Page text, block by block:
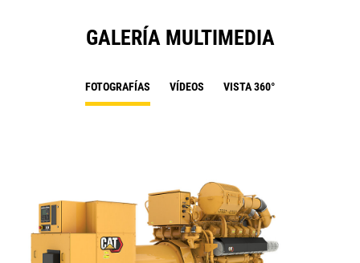
GALERÍA MULTIMEDIA
FOTOGRAFÍAS VÍDEOS VISTA 360°